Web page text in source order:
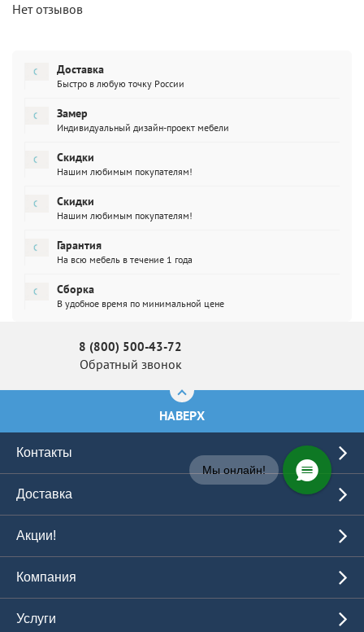
Нет отзывов
Доставка
Быстро в любую точку России
Замер
Индивидуальный дизайн-проект мебели
Скидки
Нашим любимым покупателям!
Скидки
Нашим любимым покупателям!
Гарантия
На всю мебель в течение 1 года
Сборка
В удобное время по минимальной цене
8 (800) 500-43-72
Обратный звонок
НАВЕРХ
Контакты
Доставка
Акции!
Компания
Услуги
Мы онлайн!